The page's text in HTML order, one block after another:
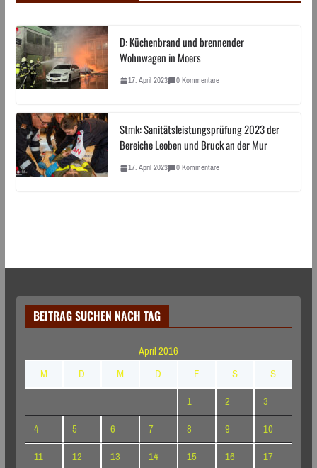
D: Küchenbrand und brennender
Wohnwagen in Moers
17. April 2023 0 Kommentare
Stmk: Sanitätsleistungsprüfung 2023 der
Bereiche Leoben und Bruck an der Mur
17. April 2023 0 Kommentare
BEITRAG SUCHEN NACH TAG
April 2016
M
D M D F S
S
1
2
3
4
5 6 7 8 9
10
11
12 13 14 15 16
17